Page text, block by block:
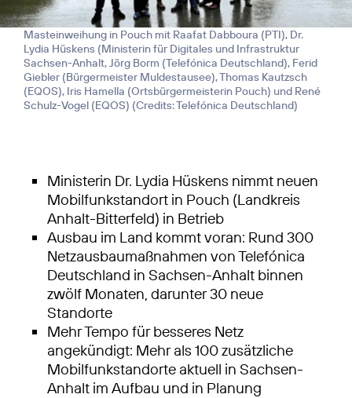
Masteinweihung in Pouch mit Raafat Dabboura (PTI), Dr.
Lydia Hüskens (Ministerin für Digitales und Infrastruktur
Sachsen-Anhalt, Jörg Borm (Telefónica Deutschland), Ferid
Giebler (Bürgermeister Muldestausee), Thomas Kautzsch
(EQOS), Iris Hamella (Ortsbürgermeisterin Pouch) und René
Schulz-Vogel (EQOS) (Credits: Telefónica Deutschland)
Ministerin Dr. Lydia Hüskens nimmt neuen
Mobilfunkstandort in Pouch (Landkreis
Anhalt-Bitterfeld) in Betrieb
Ausbau im Land kommt voran: Rund 300
Netzausbaumaßnahmen von Telefónica
Deutschland in Sachsen-Anhalt binnen
zwölf Monaten, darunter 30 neue
Standorte
Mehr Tempo für besseres Netz
angekündigt: Mehr als 100 zusätzliche
Mobilfunkstandorte aktuell in Sachsen-
Anhalt im Aufbau und in Planung